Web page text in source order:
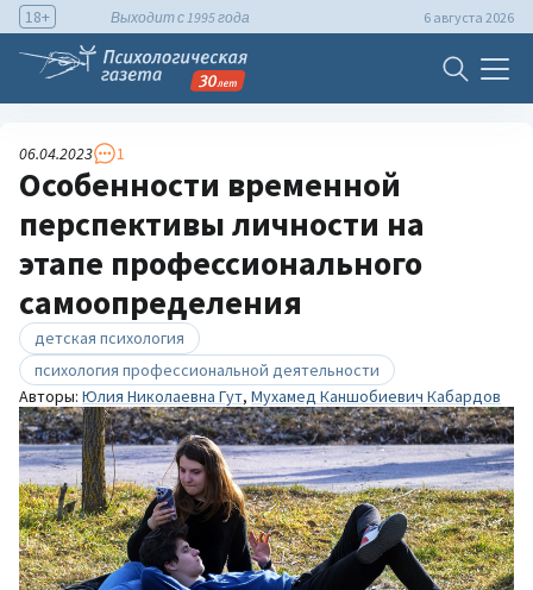
18+ Выходит с 1995 года 6 августа 2026
06.04.2023 1
Особенности временной
перспективы личности на
этапе профессионального
самоопределения
детская психология
психология профессиональной деятельности
Авторы: Юлия Николаевна Гут, Мухамед Каншобиевич Кабардов